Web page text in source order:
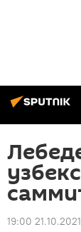
19:00 21.10.2021